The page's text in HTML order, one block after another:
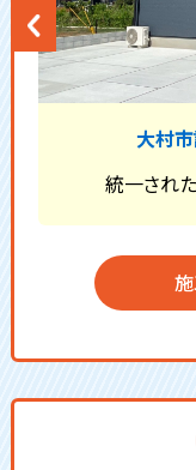
大村
統一され